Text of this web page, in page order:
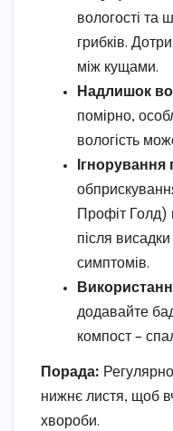
вологості
грибків.
між кущами.
Надлишок
помірно,
вологість
Профіт Голд)
після
симптомів.
додавайте
компост –
Порада:
нижнє листя, щоб
хвороби.